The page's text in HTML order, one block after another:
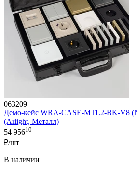
063209
Демо-кейс WRA-CASE-MTL2-BK-V8
(Arlight, Металл)
54 95610
₽/шт
В наличии